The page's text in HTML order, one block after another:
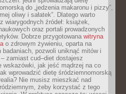
do „jedzenia makaronu i pizzy”,
oliwy i sałatek”. Dlatego warto
wiarygodnych źródeł: książek,
oraz portali prowadzonych
Dobrze przygotowana witryna
o zdrowym żywieniu, oparta na
badaniach, pozwoli uniknąć mitów i
zamiast cud–diet dostajesz
wskazówki, jak jeść mądrzej na co
wprowadzić dietę śródziemnomorską
Nie musisz mieszkać nad
żeby korzystać z tego